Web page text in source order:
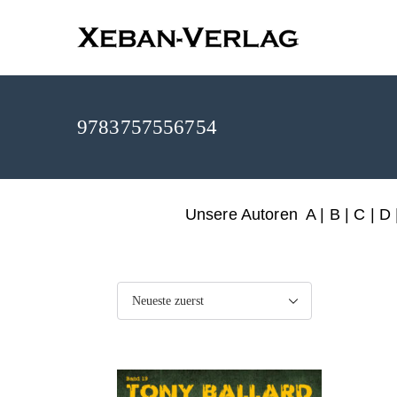
9783757556754
Unsere AutorenA| B C D